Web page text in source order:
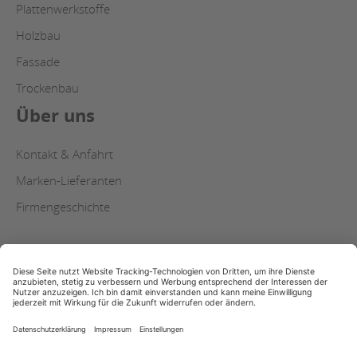
Plattenwerkstoffe
Holzbau
Fassade
Trockenbau
Über uns
Kontakt & Anfahrt
Marken-Lieferanten
Firmengeschichte